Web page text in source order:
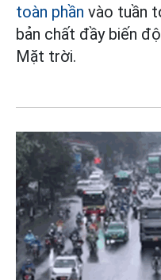
toàn phần vào tuần
bản chất đầy biến
Mặt trời.